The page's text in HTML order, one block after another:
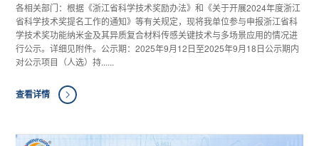
各相关部门：根据《浙江省科学技术奖励办法》和《关于开展2024年度浙江
省科学技术奖提名工作的通知》等有关规定，现将我单位参与申报浙江省科
学技术奖功能纳米金及其异质复合材料传感关键技术与多场景应用的情况进
行公示。详细见附件。公示期：2025年9月12日至2025年9月18日公示期内
对公示项目（人选）持......
查看详情